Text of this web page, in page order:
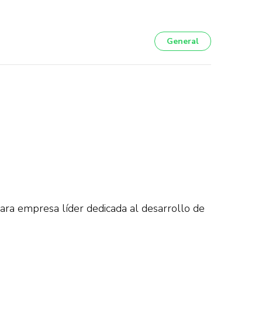
General
empresa líder dedicada al desarrollo de